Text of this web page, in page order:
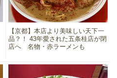
【京都】本店より美味しい天下一
品？！ 43年愛された五条桂店が閉
店へ 名物・赤ラーメンも